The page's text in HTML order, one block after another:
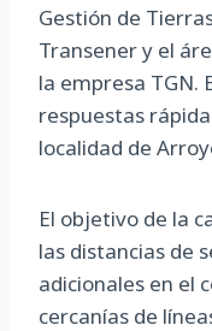
Gestión de
Transener y el
la empresa TGN.
respuestas
localidad de
El objetivo de la
las distancias de
adicionales en el
cercanías de